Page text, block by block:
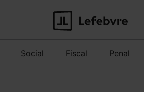
Social Fiscal Penal